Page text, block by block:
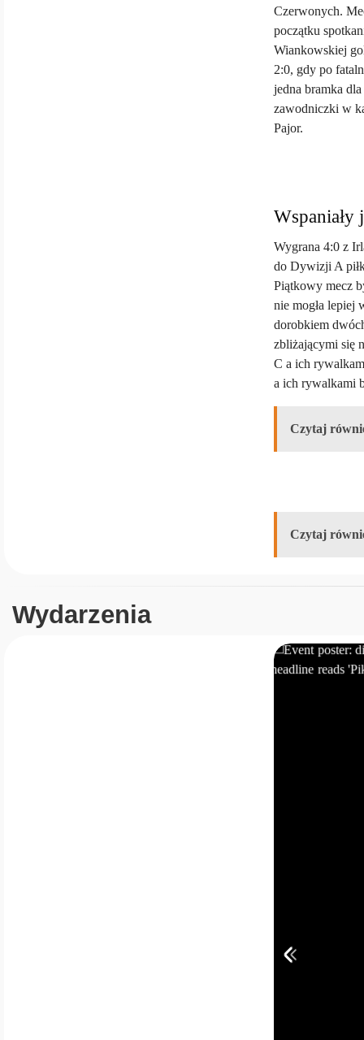
Czerwonych.
początku
Wiankowskiej
2:0, gdy po
jedna bramka
zawodniczki w
Pajor.
Wspaniały
Wygrana 4:0 z
do Dywizji A
Piątkowy mecz
nie mogła lepiej
dorobkiem
zbliżającymi się
C a ich
a ich rywalkami
Czytaj
Czytaj
Wydarzenia